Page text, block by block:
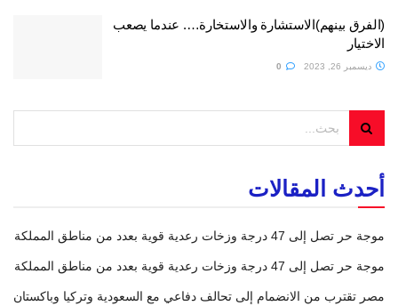
(الفرق بينهم)الاستشارة والاستخارة…. عندما يصعب
الاختيار
ديسمبر 26, 2023
أحدث المقالات
موجة حر تصل إلى 47 درجة وزخات رعدية قوية بعدد من مناطق المملكة
موجة حر تصل إلى 47 درجة وزخات رعدية قوية بعدد من مناطق المملكة
مصر تقترب من الانضمام إلى تحالف دفاعي مع السعودية وتركيا وباكستان